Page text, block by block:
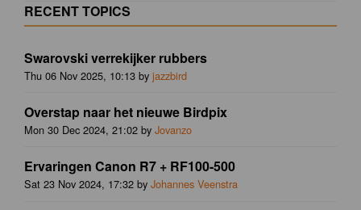
RECENT TOPICS
Swarovski verrekijker rubbers
Thu 06 Nov 2025, 10:13 by jazzbird
Overstap naar het nieuwe Birdpix
Mon 30 Dec 2024, 21:02 by Jovanzo
Ervaringen Canon R7 + RF100-500
Sat 23 Nov 2024, 17:32 by Johannes Veenstra